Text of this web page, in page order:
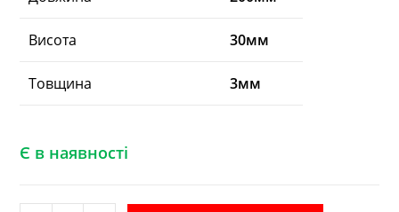
Висота 30мм
Товщина 3мм
Є в наявності